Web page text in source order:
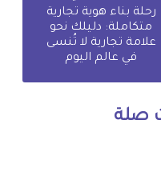
رحلة بناء هوية تجارية
متكاملة: دليلك نحو
علامة تجارية لا تُنسى
في عالم اليوم
صلة